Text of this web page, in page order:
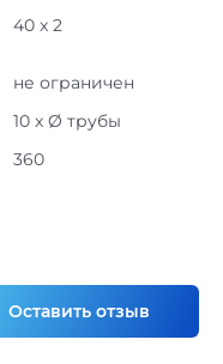
40 x 2
не ограничен
10 x Ø трубы
360
Оставить отзыв